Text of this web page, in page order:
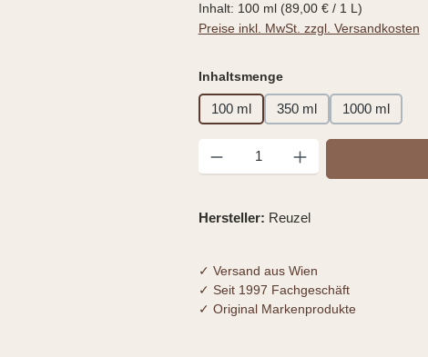
Inhalt: 100 ml (89,00 € / 1 L)
Preise inkl. MwSt. zzgl. Versandkosten
Inhaltsmengeauswählen
100 ml 350 ml 1000 ml
Produkt Anzahl: Gib den
Hersteller: Reuzel
✓ Versand aus Wien
✓ Seit 1997 Fachgeschäft
✓ Original Markenprodukte